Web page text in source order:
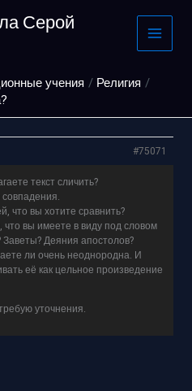
Серой
учения
Религия
#75071
текст сличить?
что вы хотите сравнить?
что вы имеете в виду под словом
Заветы? Деяния апостолов?
ли очень неоднородна. И
её как цельное произведение
уточнения.